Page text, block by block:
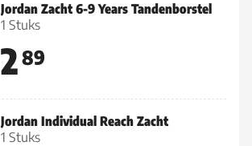
Jordan Zacht 6-9 Years Tandenborstel
1 Stuks
289
Jordan Individual Reach Zacht
1 Stuks